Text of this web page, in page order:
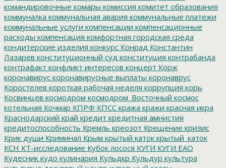
командировочные комары комиссия комитет образования
коммуналка коммунальная авария коммунальные платежи
коммунальные услуги компенсации компенсационные
расходы компенсация комфортная городская среда
кондитерские изделия конкурс Конрад Константин
Лазарев конституционный суд конституция контрабанда
контрафакт конфликт интересов концерт Корж
коронавирус коронавирусные выплаты коронаврус
Коростелев короткая рабочая неделя коррупция корь
Косвинцев космодром космодром_Восточный космос
котельная Кочмар КПРФ КПСС кража кражи красная икра
Краснодарский край кредит кредитная амнистия
кредитоспособность Кремль креозот Крещение кризис
Крик души Криминал Крым крытый каток крытый_каток
КСН КТ-исследование Кубок лосося КУГИ КУГИ ЕАО
Кудесник кудо кулинария Кульдкр Кульдур культура